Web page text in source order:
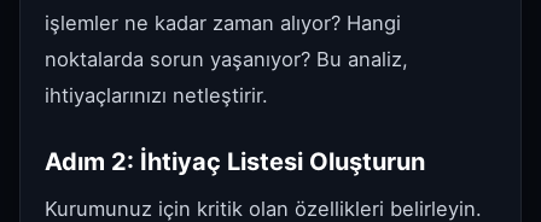
işlemler ne kadar zaman alıyor? Hangi
noktalarda sorun yaşanıyor? Bu analiz,
ihtiyaçlarınızı netleştirir.
Adım 2: İhtiyaç Listesi Oluşturun
Kurumunuz için kritik olan özellikleri belirleyin.